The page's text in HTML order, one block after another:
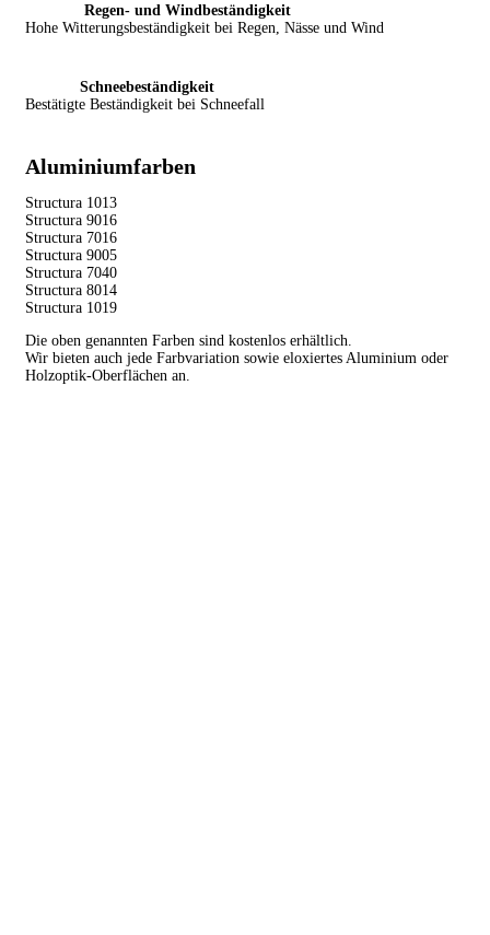
Regen- und Windbeständigkeit
Hohe Witterungsbeständigkeit bei Regen, Nässe und Wind
Schneebeständigkeit
Bestätigte Beständigkeit bei Schneefall
Aluminiumfarben
Structura 1013
Structura 9016
Structura 7016
Structura 9005
Structura 7040
Structura 8014
Structura 1019
Die oben genannten Farben sind kostenlos erhältlich.
Wir bieten auch jede Farbvariation sowie eloxiertes Aluminium oder
Holzoptik-Oberflächen an.